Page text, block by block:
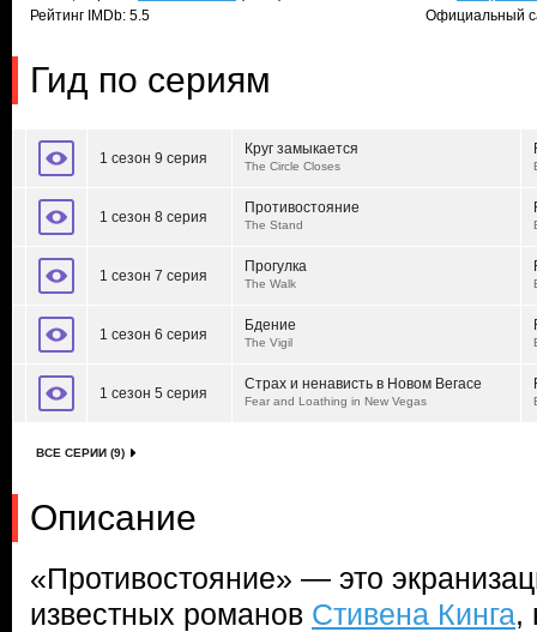
Рейтинг IMDb: 5.5
Официальный
Гид по сериям
1 сезон 9 серия
Круг замыкается
The Circle Closes
1 сезон 8 серия
Противостояние
The Stand
1 сезон 7 серия
Прогулка
The Walk
1 сезон 6 серия
Бдение
The Vigil
1 сезон 5 серия
Страх и ненависть в Новом Вегасе
Fear and Loathing in New Vegas
ВСЕ СЕРИИ (9)
Описание
«Противостояние» — это
известных романов Стивена Кинга,